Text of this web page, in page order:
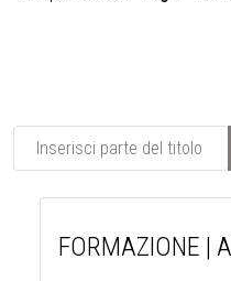
Inserisci parte del titolo
FORMAZIONE |